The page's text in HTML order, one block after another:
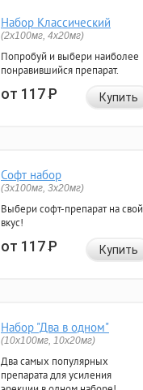
Набор Классический
(2x100мг, 4x20мг)
Попробуй и выбери наиболее
понравившийся препарат.
от 117Р Купить
Софт набор
(3x100мг, 3x20мг)
Выбери софт-препарат на свой
вкус!
от 117Р Купить
Набор "Два в одном"
(10x100мг, 10x20мг)
Два самых популярных
препарата для усиления